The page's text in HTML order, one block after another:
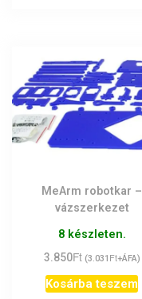
MeArm robotkar –
vázszerkezet
8 készleten.
3.850Ft (3.031 Ft+ÁFA)
Kosárba teszem